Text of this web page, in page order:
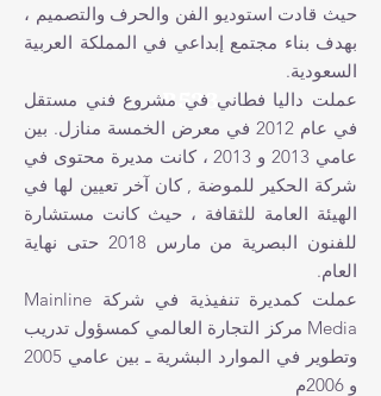
B523
حيث قادت استوديو الفن والحرف والتصميم ،
بهدف بناء مجتمع إبداعي في المملكة العربية
السعودية.
عملت داليا فطاني في مشروع فني مستقل
في عام 2012 في معرض الخمسة منازل. بين
عامي 2013 و 2013 ، كانت مديرة محتوى في
شركة الحكير للموضة , كان آخر تعيين لها في
الهيئة العامة للثقافة ، حيث كانت مستشارة
للفنون البصرية من مارس 2018 حتى نهاية
العام.
عملت كمديرة تنفيذية في شركة Mainline
Media مركز التجارة العالمي كمسؤول تدريب
وتطوير في الموارد البشرية ـ بين عامي 2005
و 2006م